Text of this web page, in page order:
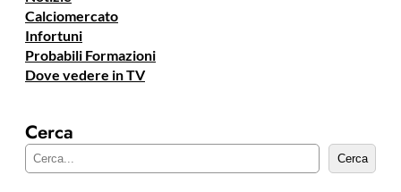
Calciomercato
Infortuni
Probabili Formazioni
Dove vedere in TV
Cerca
e
Cerca